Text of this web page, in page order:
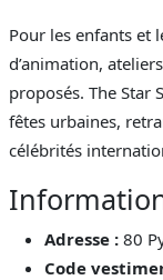
Pour les enfants et
d’animation,
proposés. The Star
fêtes urbaines,
célébrités
Adresse : 80
Code